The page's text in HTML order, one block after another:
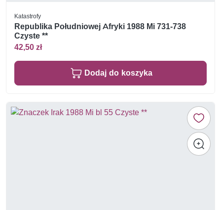
Katastrofy
Republika Południowej Afryki 1988 Mi 731-738
Czyste **
42,50 zł
Dodaj do koszyka